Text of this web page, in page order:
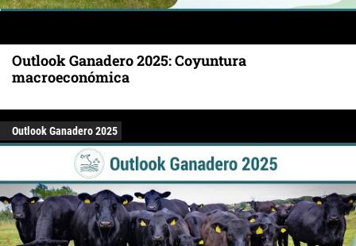
Outlook Ganadero 2025: Coyuntura
macroeconómica
Outlook Ganadero 2025